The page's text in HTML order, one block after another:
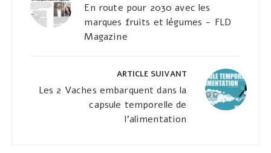
l’article
En route pour 2030 avec les
marques fruits et légumes - FLD
Magazine
ARTICLE SUIVANT
Les 2 Vaches embarquent dans la
capsule temporelle de
l'alimentation